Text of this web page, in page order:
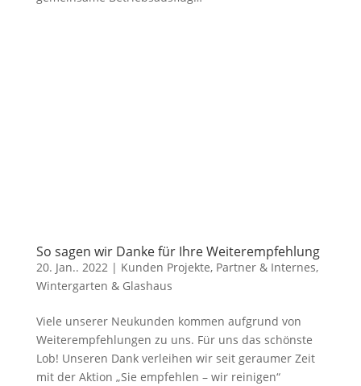
So sagen wir Danke für Ihre Weiterempfehlung
20. Jan.. 2022 | Kunden Projekte, Partner & Internes,
Wintergarten & Glashaus
Viele unserer Neukunden kommen aufgrund von
Weiterempfehlungen zu uns. Für uns das schönste
Lob! Unseren Dank verleihen wir seit geraumer Zeit
mit der Aktion „Sie empfehlen – wir reinigen“